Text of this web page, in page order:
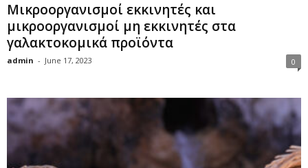
Μικροοργανισμοί εκκινητές και
μικροοργανισμοί μη εκκινητές στα
γαλακτοκομικά προϊόντα
admin - June 17, 2023 0